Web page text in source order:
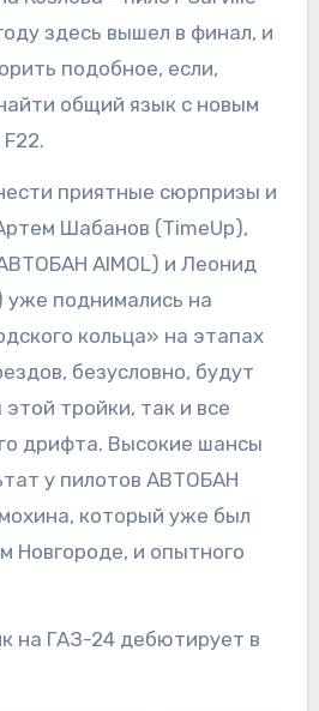
здесь вышел в финал, и
подобное, если,
общий язык с новым
приятные сюрпризы и
Шабанов (TimeUp),
AIMOL) и Леонид
поднимались на
кольца» на этапах
безусловно, будут
тройки, так и все
дрифта. Высокие шансы
у пилотов АВТОБАН
который уже был
Новгороде, и опытного
на ГАЗ-24 дебютирует в